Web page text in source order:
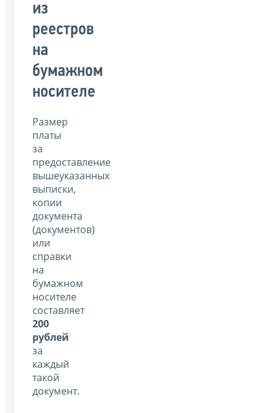
из
реестров
на
бумажном
носителе
Размер
платы
за
предоставление
вышеуказанных
выписки,
копии
документа
(документов)
или
справки
на
бумажном
носителе
составляет
200
рублей
за
каждый
такой
документ.